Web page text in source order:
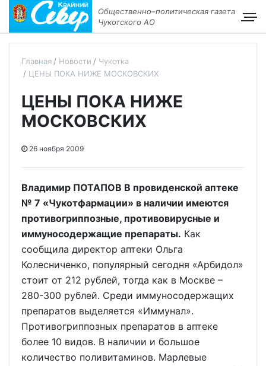
Общественно–политическая газета
Чукотского АО
Главная Новости
Чукотка
ЦЕНЫ ПОКА НИЖЕ МОСКОВСКИХ
ЦЕНЫ ПОКА НИЖЕ
МОСКОВСКИХ
26 ноября 2009
Владимир ПОТАПОВ В провиденской аптеке
№ 7 «Чукотфармации» в наличии имеются
противогриппозные, противовирусные и
иммуносодержащие препараты. Как
сообщила директор аптеки Ольга
Колесниченко, популярный сегодня «Арбидол»
стоит от 212 рублей, тогда как в Москве –
280-300 рублей. Среди иммуносодержащих
препаратов выделяется «Иммунал».
Противогриппозных препаратов в аптеке
более 10 видов. В наличии и большое
количество поливитаминов. Марлевые